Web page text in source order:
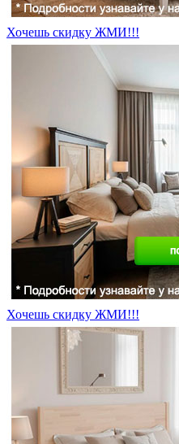
Хочешь скидку ЖМИ!!!
Хочешь скидку ЖМИ!!!